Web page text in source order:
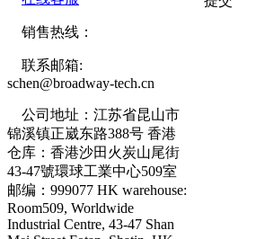
销售热线：
联系邮箱:
schen@broadway-tech.cn
公司地址：江苏省昆山市
锦溪镇正崴东路388号 香港
仓库：香港沙田火炭山尾街
43-47號環球工業中心509室
邮编：999077 HK warehouse:
Room509, Worldwide
Industrial Centre, 43-47 Shan